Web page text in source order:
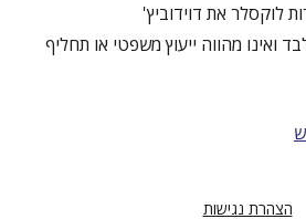
ואינו מהווה ייעוץ משפטי או תחליף
הצהרת נגישות